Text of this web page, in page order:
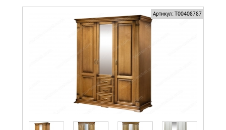
Артикул: Т00408787